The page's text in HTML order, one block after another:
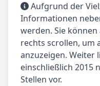
Aufgrund der
Informationen
werden. Sie
rechts scrollen, um
anzuzeigen. Weiter
einschließlich 2015
Stellen vor.